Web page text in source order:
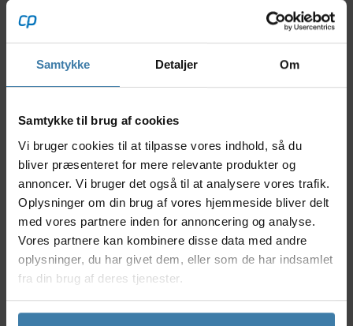
Samtykke Detaljer Om
Samtykke til brug af cookies
Vi bruger cookies til at tilpasse vores indhold, så du
bliver præsenteret for mere relevante produkter og
annoncer. Vi bruger det også til at analysere vores trafik.
Oplysninger om din brug af vores hjemmeside bliver delt
med vores partnere inden for annoncering og analyse.
Vores partnere kan kombinere disse data med andre
oplysninger, du har givet dem, eller som de har indsamlet
fra din brug af deres tjenester.
Lithium-ion
batteri
Dokumenter
Shimano har designet dette batteri til at blive
anvendt på el-cykler med Shimanos Steps-system
version EN-404/EN-405. Batteriet skal monteres ved
din cykels bagagebærer, hvorfra det leverer strøm
med en effekt på enten 418 Watt eller 504 Watt.
Modellen findes i grå eller sort.
Fakta
Model type: BT-EN404 / BT-EN405
2. generation
Farve: Sort/Grå